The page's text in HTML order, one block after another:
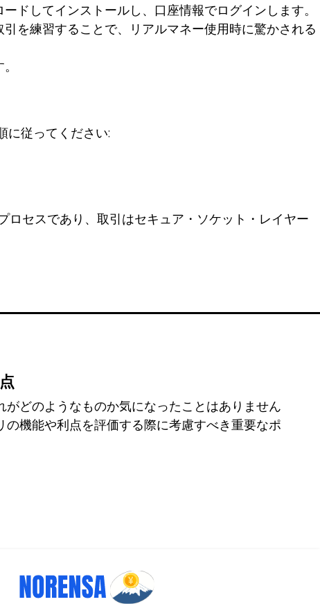
ドしてインストールし、口座情報でログインします。
を練習することで、リアルマネー使用時に驚かされる
に従ってください:
セスであり、取引はセキュア・ソケット・レイヤー
がどのようなものか気になったことはありません
機能や利点を評価する際に考慮すべき重要なポ